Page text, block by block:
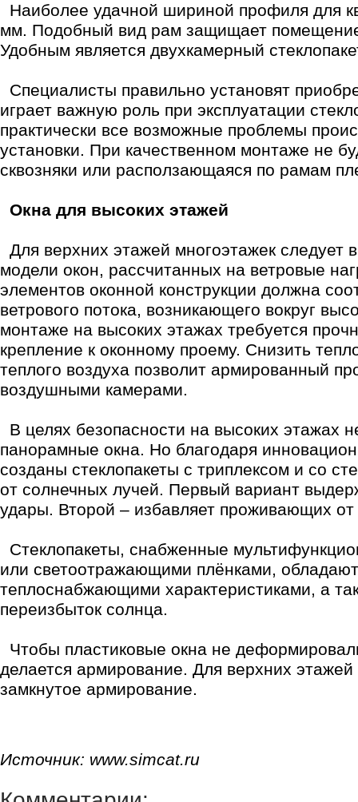
Наиболее удачной шириной профиля для
мм. Подобный вид рам защищает
Удобным является двухкамерный
Специалисты правильно установят
играет важную роль при эксплуатации
практически все возможные проблемы
установки. При качественном монтаже не
сквозняки или расползающаяся по рамам
Окна для высоких этажей
Для верхних этажей многоэтажек следует
модели окон, рассчитанных на ветровые
элементов оконной конструкции должна
ветрового потока, возникающего вокруг
монтаже на высоких этажах требуется
крепление к оконному проему. Снизить
теплого воздуха позволит армированный
воздушными камерами.
В целях безопасности на высоких этажах
панорамные окна. Но благодаря
созданы стеклопакеты с триплексом и со
от солнечных лучей. Первый вариант
удары. Второй – избавляет проживающих
Стеклопакеты, снабженные
или светоотражающими плёнками,
теплоснабжающими характеристиками, а
переизбыток солнца.
Чтобы пластиковые окна не
делается армирование. Для верхних
замкнутое армирование.
Источник: www.simcat.ru